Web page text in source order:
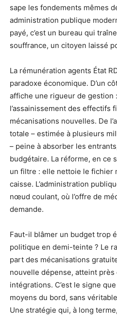
sape les fondements mêmes
administration publique
payé, c’est un bureau qui
souffrance, un citoyen laissé
La rémunération agents État
paradoxe économique. D’un
affiche une rigueur de gestion
l’assainissement des effectifs
mécanisations nouvelles. De
totale – estimée à plusieurs
– peine à absorber les
budgétaire. La réforme, en ce
un filtre : elle nettoie le fichier
caisse. L’administration
nœud coulant, où l’offre de
demande.
Faut-il blâmer un budget trop
politique en demi-teinte ? Le
part des mécanisations
nouvelle dépense, atteint près
intégrations. C’est le signe
moyens du bord, sans
Une stratégie qui, à long